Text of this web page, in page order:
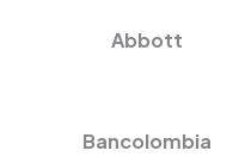
Abbott
Bancolombia